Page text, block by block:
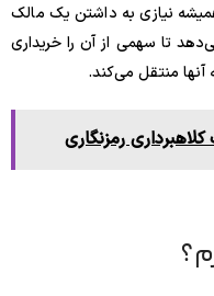
نیازی به داشتن یک مالک
تا سهمی از آن را خریداری
آنها منتقل می‌کند.
رمزنگاری